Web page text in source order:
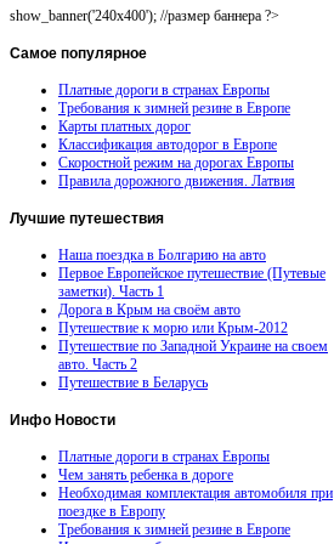
show_banner('240x400'); //размер баннера ?>
Самое популярное
Платные дороги в странах Европы
Требования к зимней резине в Европе
Карты платных дорог
Классификация автодорог в Европе
Скоростной режим на дорогах Европы
Правила дорожного движения. Латвия
Лучшие путешествия
Наша поездка в Болгарию на авто
Первое Европейское путешествие (Путевые
заметки). Часть 1
Дорога в Крым на своём авто
Путешествие к морю или Крым-2012
Путешествие по Западной Украине на своем
авто. Часть 2
Путешествие в Беларусь
Инфо Новости
Платные дороги в странах Европы
Чем занять ребенка в дороге
Необходимая комплектация автомобиля при
поездке в Европу
Требования к зимней резине в Европе